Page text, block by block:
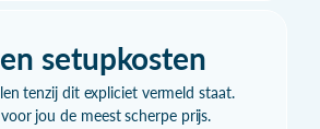
setupkosten
tenzij dit expliciet vermeld staat.
jou de meest scherpe prijs.